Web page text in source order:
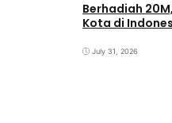
Berhadiah
Kota di
July 31, 2026